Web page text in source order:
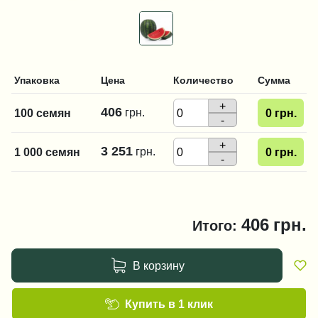
Упаковка Цена Количество Сумма
100 семян 406 грн.
+
-
0 грн.
1 000 семян 3 251 грн.
+
-
0 грн.
Итого: 406 грн.
В корзину
Купить в 1 клик